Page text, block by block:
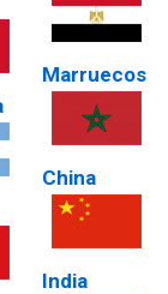
Marruecos
China
India